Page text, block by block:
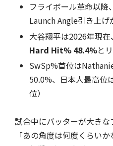
フライボール革命以降
Launch Angle引き上げ
大谷翔平は2026年現在、
Hard Hit% 48.4%と
SwSp%首位は
50.0%、日本人最高位
位）
試合中にバッターが大きな
「あの角度は何度くらい